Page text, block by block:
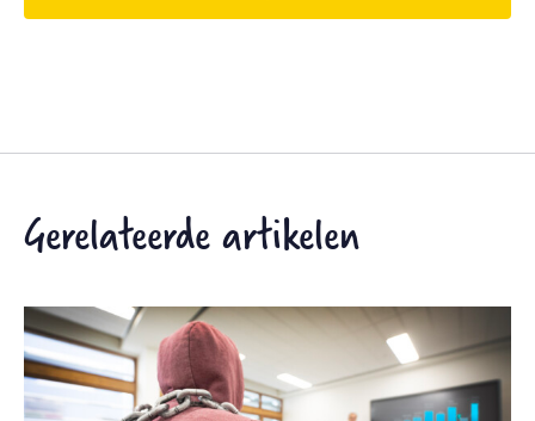
Gerelateerde artikelen